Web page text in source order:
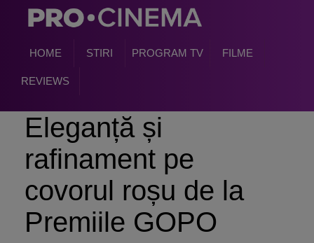
HOME STIRI PROGRAM TV FILME
REVIEWS
Eleganță și
rafinament pe
covorul roșu de la
Premiile GOPO